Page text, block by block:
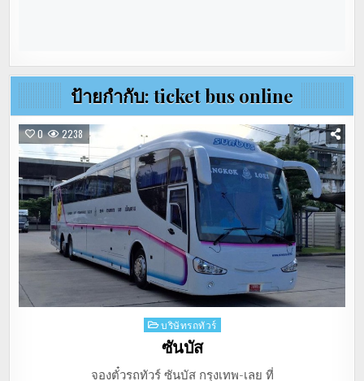
ป้ายกำกับ: ticket bus online
0 2238
Posted
บริษัทรถทัวร์
ซันบัส
จองตั๋วรถทัวร์ ซันบัส กรุงเทพ-เลย ที่